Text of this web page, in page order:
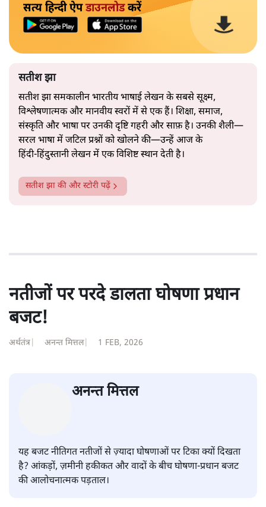
सत्य हिन्दी ऐपडाउनलोडकरें
सतीश झा
सतीश झा समकालीन भारतीय भाषाई लेखन के सबसे सूक्ष्म,
विश्लेषणात्मक और मानवीय स्वरों में से एक हैं। शिक्षा, समाज,
संस्कृति और भाषा पर उनकी दृष्टि गहरी और साफ़ है। उनकी शैली—
सरल भाषा में जटिल प्रश्नों को खोलने की—उन्हें आज के
हिंदी‑हिंदुस्तानी लेखन में एक विशिष्ट स्थान देती है।
सतीश झा की और स्टोरी पढ़ें
नतीजों पर परदे डालता घोषणा प्रधान
बजट!
अर्थतंत्र अनन्त मित्तल| 1 FEB, 2026